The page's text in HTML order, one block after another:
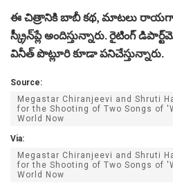
ఈ చిత్రానికి బాబీ కథ, మాటలు రాయగా,
స్క్రీన్‌ప్లే అందిస్తున్నారు. రైటింగ్
వినీత్ పొట్లూరి కూడా పనిచేస్తున్నారు.
Source:
Megastar Chiranjeevi and Shruti
for the Shooting of Two Songs of
World Now
Via:
Megastar Chiranjeevi and Shruti
for the Shooting of Two Songs of
World Now